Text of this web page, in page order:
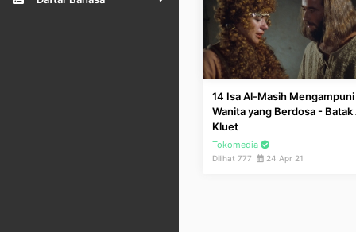
14 Isa Al-Masih Mengampuni
Wanita yang Berdosa - Batak
Kluet
Tokomedia
Dilihat 777 24 Apr 21